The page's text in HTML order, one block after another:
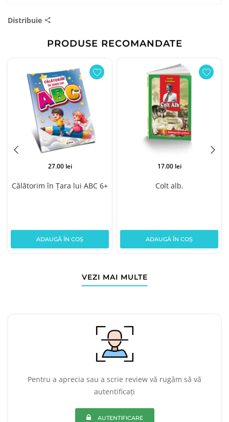
Distribuie
PRODUSE RECOMANDATE
Călătorim în Ţara lui ABC 6+
27.00 lei
ADAUGĂ ÎN COȘ
Colt alb.
17.00 lei
ADAUGĂ ÎN COȘ
VEZI MAI MULTE
Pentru a aprecia sau a scrie review vă rugăm să vă
autentificați
AUTENTIFICARE